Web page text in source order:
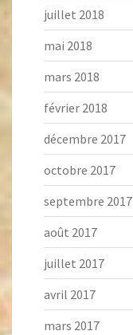
juillet 2018
mai 2018
mars 2018
février 2018
décembre 2017
octobre 2017
septembre 2017
août 2017
juillet 2017
avril 2017
mars 2017